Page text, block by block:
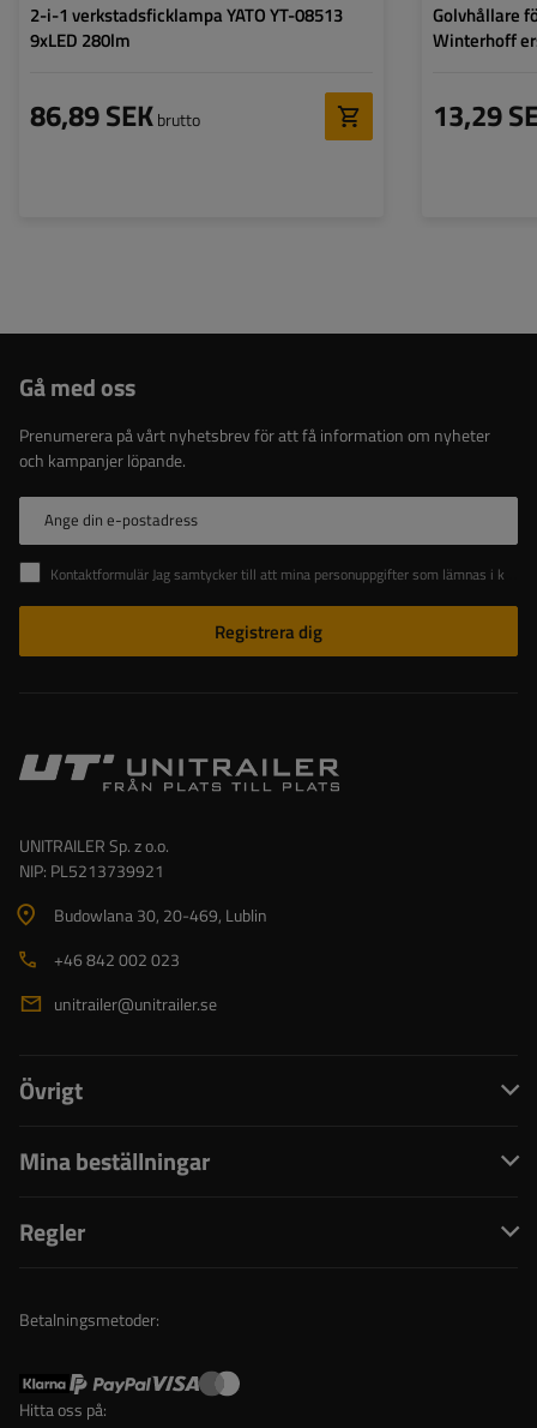
2-i-1 verkstadsficklampa YATO YT-08513
9xLED 280lm
86,89 SEKbrutto
Golvhållare
Winterhoff
13,29
Gå med oss
Prenumerera på vårt nyhetsbrev för att få information om nyheter
och kampanjer löpande.
Ange din e-postadress
Kontaktformulär Jag samtycker till att mina personuppgifter som lämnas i kontaktformuläret behandlas i enlighet med Europaparlamentets och rådets förordning (EU).
Registrera dig
UNITRAILER Sp. z o.o.
NIP: PL5213739921
Budowlana 30, 20-469, Lublin
+46 842 002 023
unitrailer@unitrailer.se
Övrigt
Mina beställningar
Regler
Betalningsmetoder:
Hitta oss på: